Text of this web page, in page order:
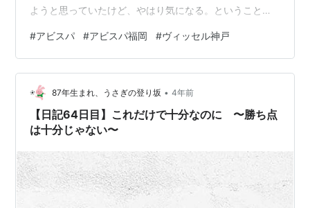
ようと思っていたけど、やはり気になる。ということで
失点」という悲しいお知らせ。 何も変わっていない。前
半の早い時間での失点。厳しいね。 前節の清水戦の逆転
勝利があったから、2戦連続逆転勝利もあるかと期待した
ものの、速報は動かず。 結果は分かっていても、観たい
試合はフルで見直すんですが、あまりに辛くて、ハイラ
イトだけ観るという選択肢を今…
#アビスパ #アビスパ福岡 #ヴィッセル神戸
87年生まれ、うさぎの登り坂 • 4年前
【日記64日目】これだけで十分なのに 〜勝ち点
は十分じゃない〜